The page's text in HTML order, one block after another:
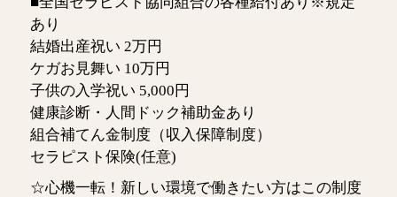
あり
結婚出産祝い 2万円
ケガお見舞い 10万円
子供の入学祝い 5,000円
健康診断・人間ドック補助金あり
組合補てん金制度（収入保障制度）
セラピスト保険(任意)
☆心機一転！新しい環境で働きたい方はこの制度